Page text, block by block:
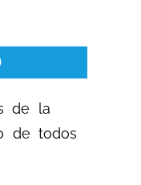
de la
de todos